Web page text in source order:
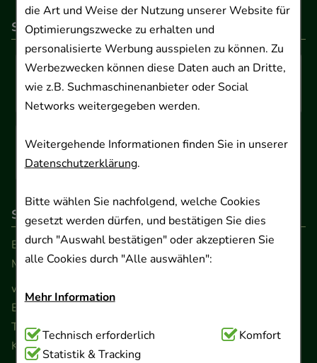
die Art und Weise der Nutzung unserer Website für
Optimierungszwecke zu erhalten und
personalisierte Werbung ausspielen zu können. Zu
Werbezwecken können diese Daten auch an Dritte,
wie z.B. Suchmaschinenanbieter oder Social
Networks weitergegeben werden.
Weitergehende Informationen finden Sie in unserer
Datenschutzerklärung.
Bitte wählen Sie nachfolgend, welche Cookies
gesetzt werden dürfen, und bestätigen Sie dies
durch "Auswahl bestätigen" oder akzeptieren Sie
alle Cookies durch "Alle auswählen":
Mehr Information
Technisch Notwendig:Hierbei handelt es sich um
Cookies, die für die Grundfunktionen unserer
Technisch erforderlich
Komfort
Statistik & Tracking
So können Sie bezahlen
So erreichen Sie uns
Beratung und Kundenservice:
Montag - Freitag von 9.00 bis 17.00 Uhr
www.ApoSalis.de
Ernst-August-Platz 2 · 30159 Hannover
Telefon 0511 89 71 80 0 · Fax 0511 89 71 80 11
Kontaktformular